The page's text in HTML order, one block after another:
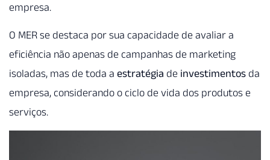
empresa.
O MER se destaca por sua capacidade de avaliar a
eficiência não apenas de campanhas de marketing
isoladas, mas de toda a estratégia de investimentos da
empresa, considerando o ciclo de vida dos produtos e
serviços.